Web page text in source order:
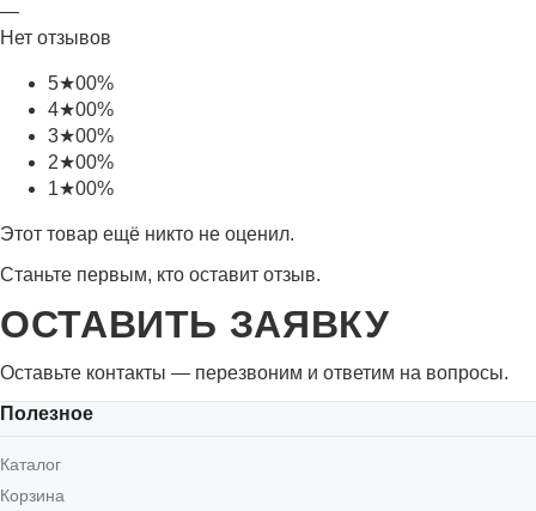
—
Нет отзывов
5★00%
4★00%
3★00%
2★00%
1★00%
Этот товар ещё никто не оценил.
Станьте первым, кто оставит отзыв.
ОСТАВИТЬ ЗАЯВКУ
Оставьте контакты — перезвоним и ответим на вопросы.
Полезное
Каталог
Корзина